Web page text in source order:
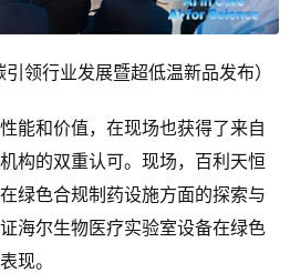
引领行业发展暨超低温新品发布）
能和价值，在现场也获得了来自
构的双重认可。现场，百利天恒
绿色合规制药设施方面的探索与
海尔生物医疗实验室设备在绿色
现。